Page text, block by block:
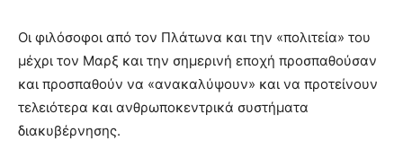
Οι φιλόσοφοι από τον Πλάτωνα και την «πολιτεία» του
μέχρι τον Μαρξ και την σημερινή εποχή προσπαθούσαν
και προσπαθούν να «ανακαλύψουν» και να προτείνουν
τελειότερα και ανθρωποκεντρικά συστήματα
διακυβέρνησης.